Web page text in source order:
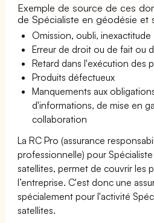
Exemple de source de ces
de Spécialiste en géodésie et
Omission, oubli, inexactitude
Erreur de droit ou de fait ou
Retard dans l'exécution des
Produits défectueux
Manquements aux
d'informations, de mise en
collaboration
La RC Pro (assurance
professionnelle) pour
satellites, permet de couvrir les
l’entreprise. C'est donc une
spécialement pour l'activité
satellites.